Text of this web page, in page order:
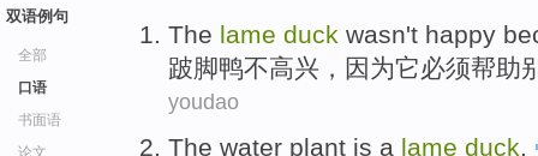
双语例句
全部
口语
书面语
论文
The lame duck wasn't happy
跛脚鸭不高兴 ， 因为它必须帮助
youdao
The water plant is a lame duck.